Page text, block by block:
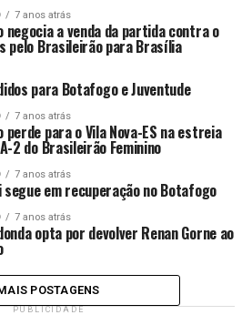
7 anos atrás
negocia a venda da partida contra o
pelo Brasileirão para Brasília
para Botafogo e Juventude
7 anos atrás
perde para o Vila Nova-ES na estreia
2 do Brasileirão Feminino
7 anos atrás
segue em recuperação no Botafogo
7 anos atrás
opta por devolver Renan Gorne ao
POSTAGENS
PUBLICIDADE